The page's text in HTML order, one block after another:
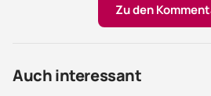
Zu den
Auch interessant